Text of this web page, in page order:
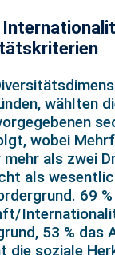
wählten
wobei
mehr als zwei
als
69
53 % das
die soziale